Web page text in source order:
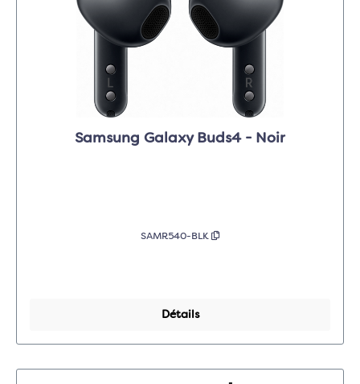
Samsung Galaxy Buds4 - Noir
SAMR540-BLK
Détails